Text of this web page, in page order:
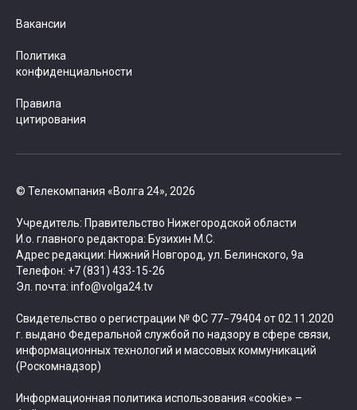
© Телекомпания «Волга 24», 2026
Учредитель: Правительство Нижегородской области
И.о. главного редактора: Бузихин М.С.
Адрес редакции: Нижний Новгород, ул. Белинского, 9а
Телефон: +7 (831) 433-15-26
Эл. почта: info@volga24.tv
Свидетельство о регистрации № ФС 77−79404 от 02.11.2020
г. выдано Федеральной службой по надзору в сфере связи,
информационных технологий и массовых коммуникаций
(Роскомнадзор)
Информационная политика использования «cookie» –
Вакансии
Политика
конфиденциальности
Правила
цитирования